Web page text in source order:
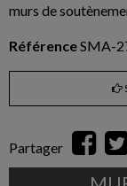
murs de
RéférenceSMA-
Partager